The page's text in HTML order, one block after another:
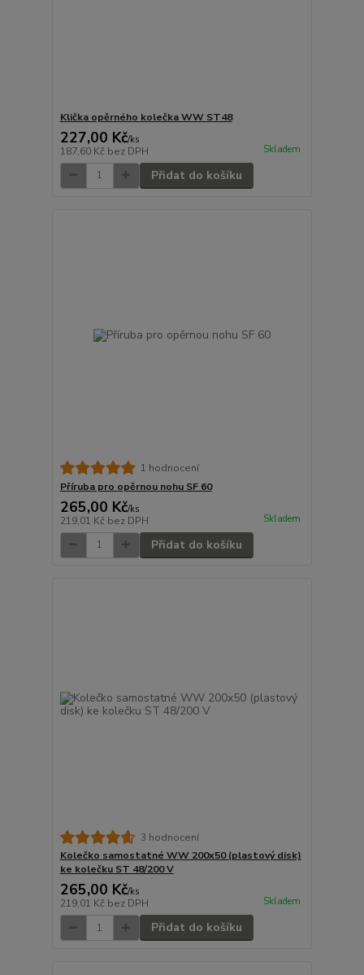
Klička opěrného kolečka WW ST48
227,00 Kč/ks
187,60 Kč bez DPH Skladem
Přidat do košíku
1 hodnocení
Příruba pro opěrnou nohu SF 60
265,00 Kč/ks
219,01 Kč bez DPH Skladem
Přidat do košíku
3 hodnocení
Kolečko samostatné WW 200x50 (plastový disk)
ke kolečku ST 48/200 V
265,00 Kč/ks
219,01 Kč bez DPH Skladem
Přidat do košíku